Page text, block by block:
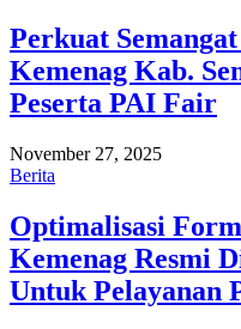
Perkuat
Kemenag Kab.
Peserta PAI Fair
November 27, 2025
Berita
Optimalisasi
Kemenag Resmi
Untuk Pelayanan